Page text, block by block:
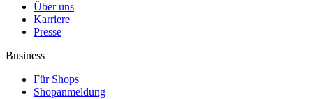
Über uns
Karriere
Presse
Business
Für Shops
Shopanmeldung